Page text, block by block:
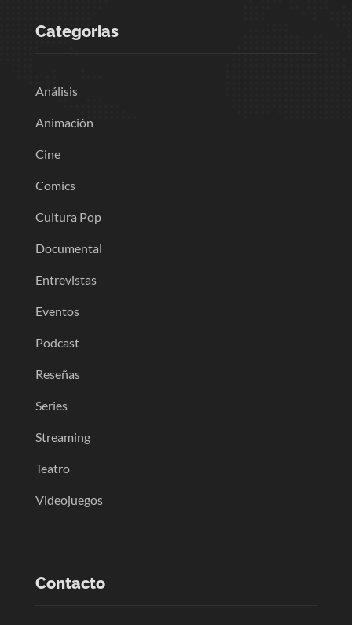
Categorias
Análisis
Animación
Cine
Comics
Cultura Pop
Documental
Entrevistas
Eventos
Podcast
Reseñas
Series
Streaming
Teatro
Videojuegos
Contacto